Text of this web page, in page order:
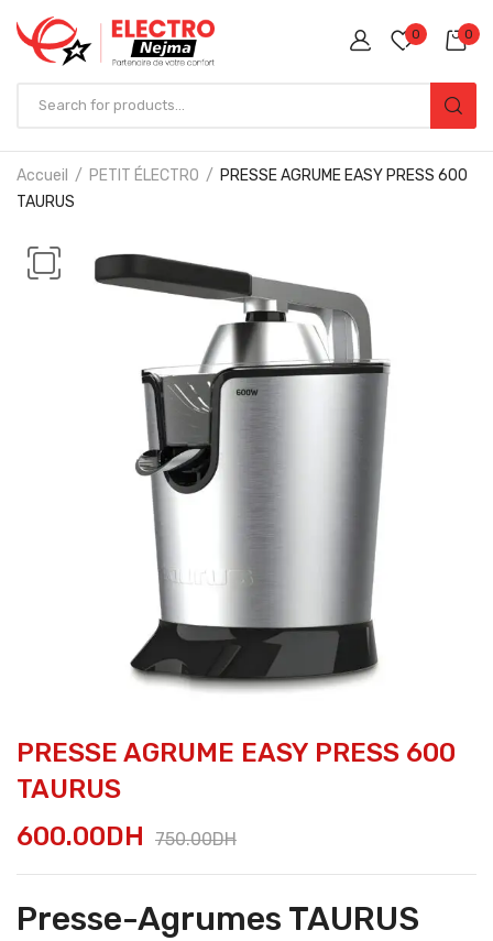
0 0
Accueil PETIT ÉLECTRO
PRESSE AGRUME EASY PRESS 600
TAURUS
PRESSE AGRUME EASY PRESS 600
TAURUS
750.00DH
600.00DH
Presse-Agrumes TAURUS